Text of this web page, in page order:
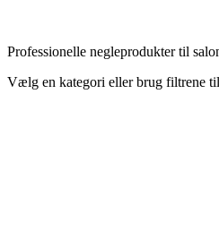
Professionelle negleprodukter til
Vælg en kategori eller brug filtrene